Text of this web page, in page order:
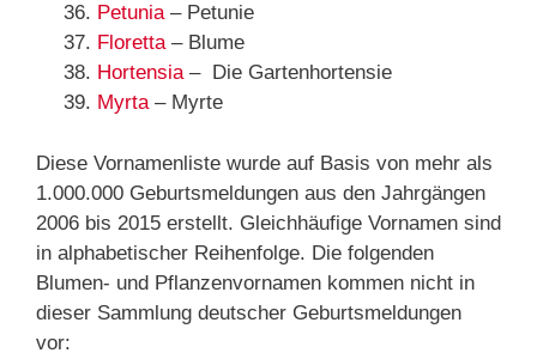
Petunia– Petunie
Floretta– Blume
Hortensia– Die Gartenhortensie
Myrta– Myrte
Diese Vornamenliste wurde auf Basis von mehr als
1.000.000 Geburtsmeldungen aus den Jahrgängen
2006 bis 2015 erstellt. Gleichhäufige Vornamen sind
in alphabetischer Reihenfolge. Die folgenden
Blumen- und Pflanzenvornamen kommen nicht in
dieser Sammlung deutscher Geburtsmeldungen
vor: